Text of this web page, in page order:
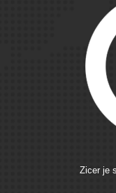
Zicer je